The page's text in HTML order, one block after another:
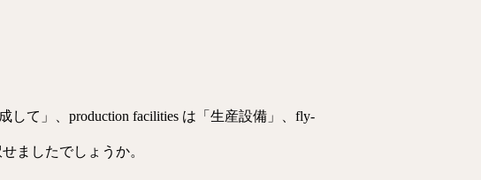
して」、production facilities は「生産設備」、fly-
ましたでしょうか。